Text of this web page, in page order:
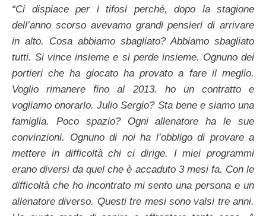
“Ci dispiace per i tifosi perché, dopo la stagione
dell’anno scorso avevamo grandi pensieri di arrivare
in alto. Cosa abbiamo sbagliato? Abbiamo sbagliato
tutti. Si vince insieme e si perde insieme. Ognuno dei
portieri che ha giocato ha provato a fare il meglio.
Voglio rimanere fino al 2013. ho un contratto e
vogliamo onorarlo. Julio Sergio? Sta bene e siamo una
famiglia. Poco spazio? Ogni allenatore ha le sue
convinzioni. Ognuno di noi ha l’obbligo di provare a
mettere in difficoltà chi ci dirige. I miei programmi
erano diversi da quel che è accaduto 3 mesi fa. Con le
difficoltà che ho incontrato mi sento una persona e un
allenatore diverso. Questi tre mesi sono valsi tre anni.